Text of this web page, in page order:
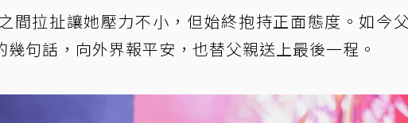
間拉扯讓她壓力不小，但始終抱持正面態度。如今
句話，向外界報平安，也替父親送上最後一程。